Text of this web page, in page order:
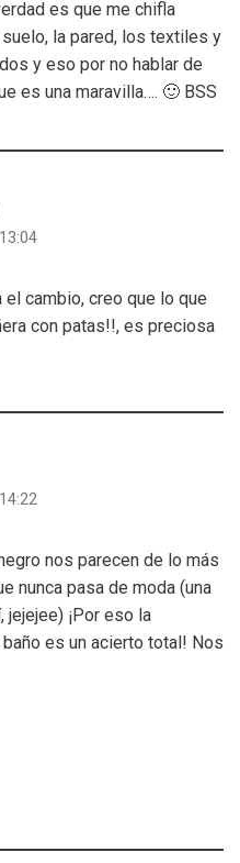
es que me chifla
la pared, los textiles y
y eso por no hablar de
es una maravilla…. 🙂 BSS
el cambio, creo que lo que
con patas!!, es preciosa
nos parecen de lo más
nunca pasa de moda (una
¡Por eso la
es un acierto total! Nos